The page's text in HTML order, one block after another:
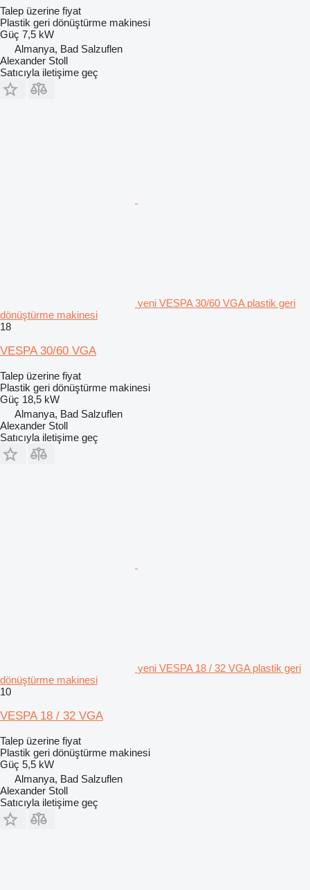
Talep üzerine fiyat
Plastik geri dönüştürme makinesi
Güç 7,5 kW
Almanya, Bad Salzuflen
Alexander Stoll
Satıcıyla iletişime geç
yeni VESPA 30/60 VGA plastik geri
dönüştürme makinesi
18
VESPA 30/60 VGA
Talep üzerine fiyat
Plastik geri dönüştürme makinesi
Güç 18,5 kW
Almanya, Bad Salzuflen
Alexander Stoll
Satıcıyla iletişime geç
yeni VESPA 18 / 32 VGA plastik geri
dönüştürme makinesi
10
VESPA 18 / 32 VGA
Talep üzerine fiyat
Plastik geri dönüştürme makinesi
Güç 5,5 kW
Almanya, Bad Salzuflen
Alexander Stoll
Satıcıyla iletişime geç